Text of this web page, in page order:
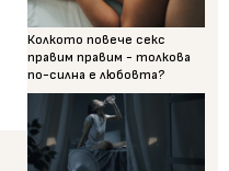
Колкото повече секс
правим правим - толкова
по-силна е любовта?